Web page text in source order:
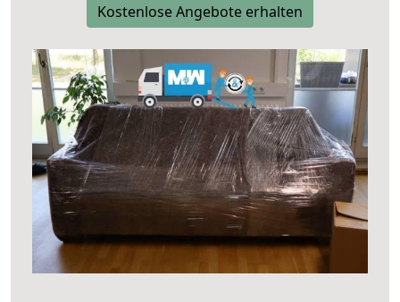
Kostenlose Angebote erhalten